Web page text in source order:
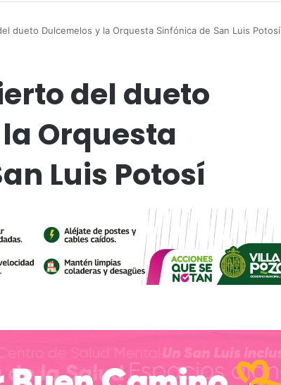
dueto Dulcemelos y la Orquesta Sinfónica de San Luis Potosí
del dueto
Orquesta
Luis Potosí